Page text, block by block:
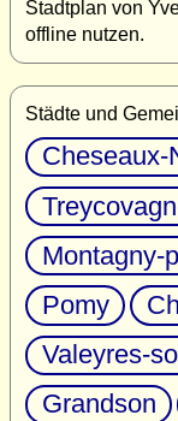
Stadtplan von
offline nutzen.
Städte und
Cheseaux-
Montagny-
Pomy
Valeyres-
Grandson